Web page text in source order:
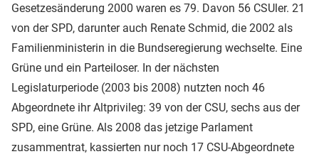
Gesetzesänderung 2000 waren es 79. Davon 56 CSUler. 21
von der SPD, darunter auch Renate Schmid, die 2002 als
Familienministerin in die Bundseregierung wechselte. Eine
Grüne und ein Parteiloser. In der nächsten
Legislaturperiode (2003 bis 2008) nutzten noch 46
Abgeordnete ihr Altprivileg: 39 von der CSU, sechs aus der
SPD, eine Grüne. Als 2008 das jetzige Parlament
zusammentrat, kassierten nur noch 17 CSU-Abgeordnete